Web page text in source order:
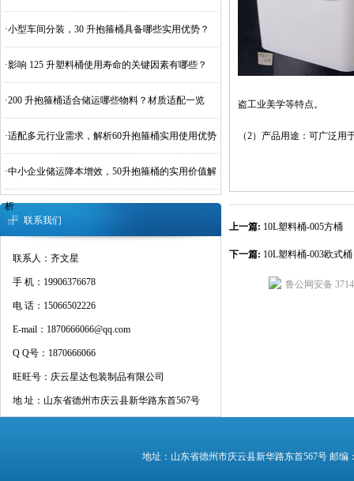
·小型车间分装，30 升抱箍桶具备哪些实用优势？
·影响 125 升塑料桶使用寿命的关键因素有哪些？
·200 升抱箍桶适合储运哪些物料？材质适配一览
·适配多元行业需求，解析60升抱箍桶实用使用优势
·中小企业储运降本增效，50升抱箍桶的实用价值解
析
联系我们
联系人：齐文星
手 机：19906376678
电 话：15066502226
E-mail：1870666066@qq.com
Q Q号：1870666066
旺旺号：庆云星达包装制品有限公司
地 址：山东省德州市庆云县新华路东首567号
盗工业美学等特点。
（2）产品用途：可广泛
上一篇: 10L塑料桶-005方桶
下一篇: 10L塑料桶-003欧式桶
地址：山东省德州市庆云县新华路东首567号 邮编
鲁公网安备